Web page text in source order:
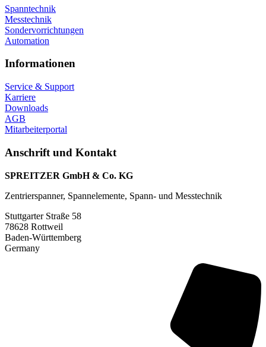
Spanntechnik
Messtechnik
Sondervorrichtungen
Automation
Informationen
Service & Support
Karriere
Downloads
AGB
Mitarbeiterportal
Anschrift und Kontakt
SPREITZER GmbH & Co. KG
Zentrierspanner, Spannelemente, Spann- und Messtechnik
Stuttgarter Straße 58
78628 Rottweil
Baden-Württemberg
Germany